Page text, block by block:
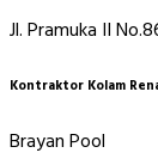
Jl. Pramuka II
Kontraktor Kolam
Brayan Pool